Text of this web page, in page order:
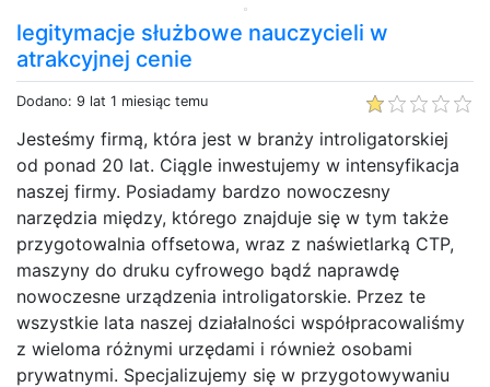
legitymacje służbowe nauczycieli w
atrakcyjnej cenie
Dodano: 9 lat 1 miesiąc temu
Jesteśmy firmą, która jest w branży introligatorskiej
od ponad 20 lat. Ciągle inwestujemy w intensyfikacja
naszej firmy. Posiadamy bardzo nowoczesny
narzędzia między, którego znajduje się w tym także
przygotowalnia offsetowa, wraz z naświetlarką CTP,
maszyny do druku cyfrowego bądź naprawdę
nowoczesne urządzenia introligatorskie. Przez te
wszystkie lata naszej działalności współpracowaliśmy
z wieloma różnymi urzędami i również osobami
prywatnymi. Specjalizujemy się w przygotowywaniu